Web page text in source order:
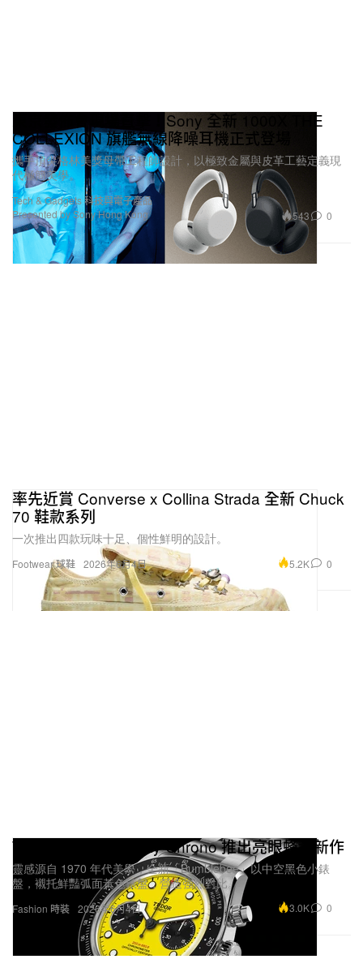
Tech & Gadgets 科技與電子產品
東京發佈會現場直擊！Sony 全新 1000X THE
COLLEXION 旗艦無線降噪耳機正式登場
攜手頂尖格林美獎母帶工程師設計，以極致金屬與皮革工藝定義現
代極簡美學。
Presented by Sony Hong Kong 543 0
Footwear 球鞋
率先近賞 Converse x Collina Strada 全新 Chuck
70 鞋款系列
一次推出四款玩味十足、個性鮮明的設計。
2026年6月4日 5.2K 0
Fashion 時裝
Tudor 經典 Black Bay Chrono 推出亮眼蜂黃新作
靈感源自 1970 年代美學，全新「Bumblebee」以中空黑色小錶
盤，襯托鮮豔弧面黃色錶盤，營造強烈對比。
2026年6月4日 3.0K 0